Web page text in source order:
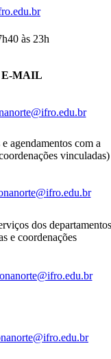
às 23h
E-MAIL
agendamentos com a
dos
e coordenações